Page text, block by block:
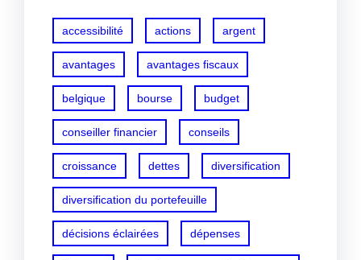
accessibilité actions argent
avantages avantages fiscaux
belgique bourse budget
conseiller financier conseils
croissance dettes diversification
diversification du portefeuille
décisions éclairées dépenses